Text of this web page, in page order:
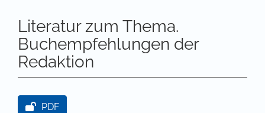
Literatur zum Thema.
Buchempfehlungen der
Redaktion
Artikel-Sidebar
PDF